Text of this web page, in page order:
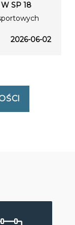
SP 18
2026-06-02